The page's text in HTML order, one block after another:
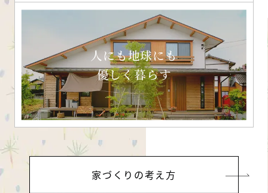
人にも地球にも
優しく暮らす
家づくりの考え方